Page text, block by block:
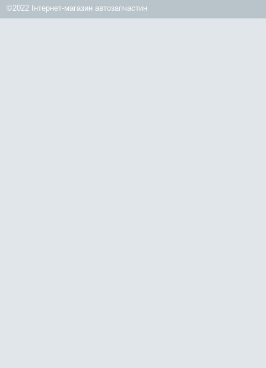
©2022 Інтернет-магазин автозапчастин